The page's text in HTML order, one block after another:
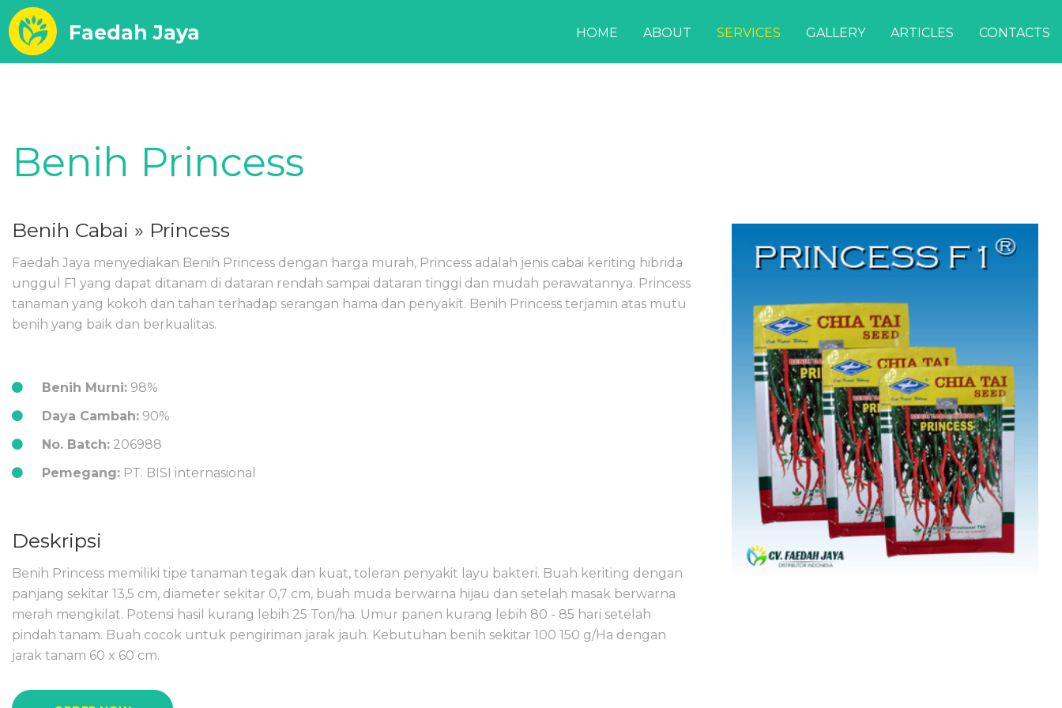
Faedah Jaya HOME ABOUT SERVICES GALLERY ARTICLES CONTACTS
Benih Princess
Benih Cabai » Princess
Faedah Jaya menyediakan Benih Princess dengan harga murah, Princess adalah jenis cabai keriting hibrida
unggul F1 yang dapat ditanam di dataran rendah sampai dataran tinggi dan mudah perawatannya. Princess
tanaman yang kokoh dan tahan terhadap serangan hama dan penyakit. Benih Princess terjamin atas mutu
benih yang baik dan berkualitas.
Benih Murni: 98%
Daya Cambah: 90%
No. Batch: 206988
Pemegang: PT. BISI internasional
Deskripsi
Benih Princess memiliki tipe tanaman tegak dan kuat, toleran penyakit layu bakteri. Buah keriting dengan
panjang sekitar 13,5 cm, diameter sekitar 0,7 cm, buah muda berwarna hijau dan setelah masak berwarna
merah mengkilat. Potensi hasil kurang lebih 25 Ton/ha. Umur panen kurang lebih 80 - 85 hari setelah
pindah tanam. Buah cocok untuk pengiriman jarak jauh. Kebutuhan benih sekitar 100 150 g/Ha dengan
jarak tanam 60 x 60 cm.